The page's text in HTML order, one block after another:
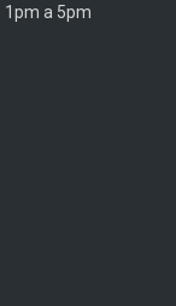
1pm a 5pm